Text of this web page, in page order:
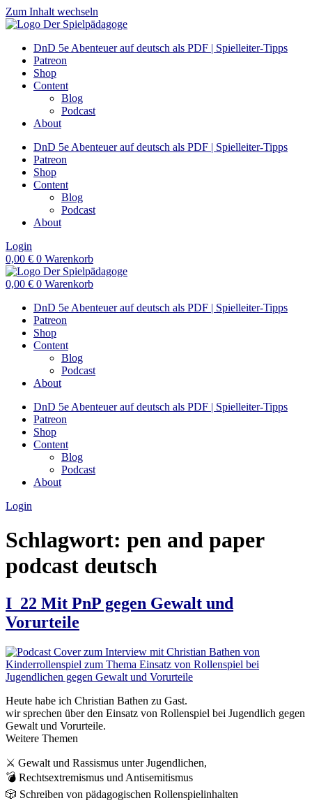
Zum Inhalt wechseln
DnD 5e Abenteuer auf deutsch als PDF | Spielleiter-Tipps
Patreon
Shop
Content
Blog
Podcast
About
DnD 5e Abenteuer auf deutsch als PDF | Spielleiter-Tipps
Patreon
Shop
Content
Blog
Podcast
About
Login
0,00 € 0 Warenkorb
0,00 € 0 Warenkorb
DnD 5e Abenteuer auf deutsch als PDF | Spielleiter-Tipps
Patreon
Shop
Content
Blog
Podcast
About
DnD 5e Abenteuer auf deutsch als PDF | Spielleiter-Tipps
Patreon
Shop
Content
Blog
Podcast
About
Login
Schlagwort: pen and paper
podcast deutsch
I_22 Mit PnP gegen Gewalt und
Vorurteile
Heute habe ich Christian Bathen zu Gast.
wir sprechen über den Einsatz von Rollenspiel bei Jugendlich gegen
Gewalt und Vorurteile.
Weitere Themen
⚔️ Gewalt und Rassismus unter Jugendlichen,
💣 Rechtsextremismus und Antisemitismus
🎲 Schreiben von pädagogischen Rollenspielinhalten